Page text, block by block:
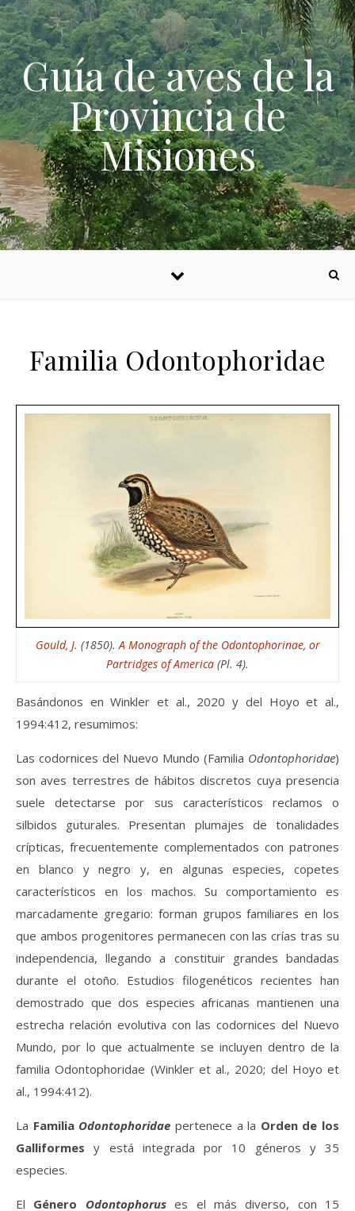
Skip to content
Guía de aves de la
Provincia de
Misiones
Familia Odontophoridae
Gould, J. (1850). A Monograph of the Odontophorinae, or
Partridges of America (Pl. 4).
Basándonos en Winkler et al., 2020 y del Hoyo et al.,
1994:412, resumimos:
Las codornices del Nuevo Mundo (Familia Odontophoridae)
son aves terrestres de hábitos discretos cuya presencia
suele detectarse por sus característicos reclamos o
silbidos guturales. Presentan plumajes de tonalidades
crípticas, frecuentemente complementados con patrones
en blanco y negro y, en algunas especies, copetes
característicos en los machos. Su comportamiento es
marcadamente gregario: forman grupos familiares en los
que ambos progenitores permanecen con las crías tras su
independencia, llegando a constituir grandes bandadas
durante el otoño. Estudios filogenéticos recientes han
demostrado que dos especies africanas mantienen una
estrecha relación evolutiva con las codornices del Nuevo
Mundo, por lo que actualmente se incluyen dentro de la
familia Odontophoridae (Winkler et al., 2020; del Hoyo et
al., 1994:412).
La Familia Odontophoridae pertenece a la Orden de los
Galliformes y está integrada por 10 géneros y 35
especies.
El Género Odontophoruses el más diverso, con 15